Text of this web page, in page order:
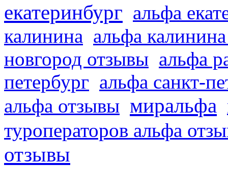
екатеринбург альфа
калинина альфа
новгород отзывы альфа
петербург альфа санкт-
альфа отзывы миральфа
туроператоров альфа
отзывы